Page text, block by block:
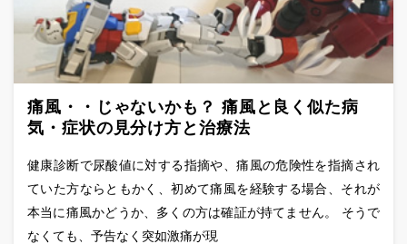
痛風・・じゃないかも？ 痛風と良く似た病
気・症状の見分け方と治療法
健康診断で尿酸値に対する指摘や、痛風の危険性を指摘され
ていた方ならともかく、初めて痛風を経験する場合、それが
本当に痛風かどうか、多くの方は確証が持てません。 そうで
なくても、予告なく突如激痛が現